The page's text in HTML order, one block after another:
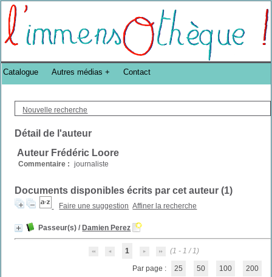
Bibliothèque DoucheFLUX Bibliotheek -->
Nouvelle recherche
Détail de l'auteur
Auteur Frédéric Loore
Commentaire : journaliste
Documents disponibles écrits par cet auteur (1)
Faire une suggestion Affiner la recherche
Passeur(s) / Damien Perez
1 (1 - 1 / 1)
Par page : 25 50 100 200
Catalogue Autres médias Contact